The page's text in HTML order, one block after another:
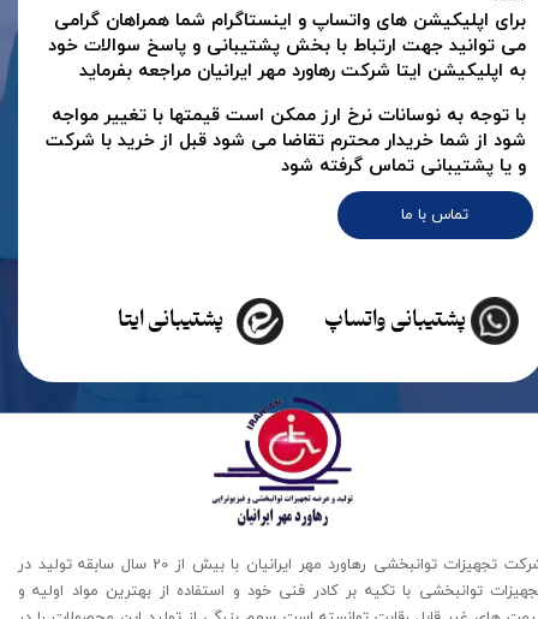
تماس با ما
برای اپلیکیشن های واتساپ و اینستاگرام شما همراهان گرامی
می توانید جهت ارتباط با بخش پشتیبانی و پاسخ سوالات خود
به اپلیکیشن ایتا شرکت رهاورد مهر ایرانیان مراجعه بفرماید
پشتیبانی ایتا پشتیبانی واتساپ
با توجه به نوسانات نرخ ارز ممکن است قیمتها با تغییر مواجه
شود از شما خریدار محترم تقاضا می شود قبل از خرید با شرکت
و یا پشتیبانی تماس گرفته شود
شرکت تجهیزات توانبخشی رهاورد مهر ایرانیان با بیش از 20 سال سابقه تولید در
توانبخشی با تکیه بر کادر فنی خود و استفاده از بهترین مواد اولیه و